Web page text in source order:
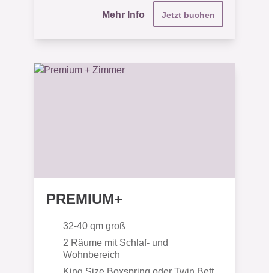
Mehr Info Jetzt buchen
PREMIUM+
32-40 qm groß
2 Räume mit Schlaf- und
Wohnbereich